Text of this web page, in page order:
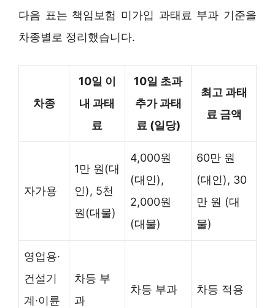
다음 표는 책임보험 미가입 과태료 부과 기준을
차종별로 정리했습니다.
차종
10일 이
내 과태
료
10일 초과
추가 과태
료 (일당)
최고 과태
료 금액
자가용
1만 원(대
인), 5천
원(대물)
4,000원
(대인),
2,000원
(대물)
60만 원
(대인), 30
만 원 (대
물)
영업용·
건설기
계·이륜
차등 부
과
차등 부과 차등 적용